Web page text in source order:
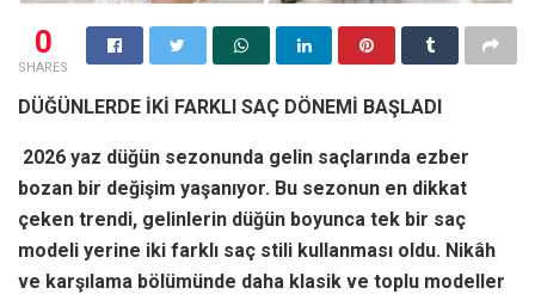
0
SHARES
DÜĞÜNLERDE İKİ FARKLI SAÇ DÖNEMİ BAŞLADI
2026 yaz düğün sezonunda gelin saçlarında ezber
bozan bir değişim yaşanıyor. Bu sezonun en dikkat
çeken trendi, gelinlerin düğün boyunca tek bir saç
modeli yerine iki farklı saç stili kullanması oldu. Nikâh
ve karşılama bölümünde daha klasik ve toplu modeller